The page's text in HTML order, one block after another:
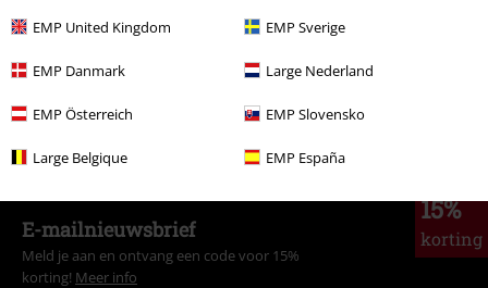
EMP United Kingdom EMP Sverige
EMP Danmark Large Nederland
EMP Österreich EMP Slovensko
Large Belgique EMP España
Entertainment
Films & Series Films en tv Warner Bros 100
Films & Series Grote Maten
15%
korting
E-mailnieuwsbrief
Meld je aan en ontvang een code voor 15%
korting! Meer info